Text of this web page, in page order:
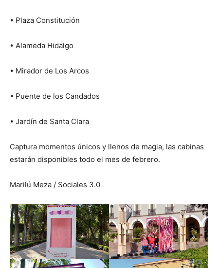
• Plaza Constitución
• Alameda Hidalgo
• Mirador de Los Arcos
• Puente de los Candados
• Jardín de Santa Clara
Captura momentos únicos y llenos de magia, las cabinas
estarán disponibles todo el mes de febrero.
Marilú Meza / Sociales 3.0